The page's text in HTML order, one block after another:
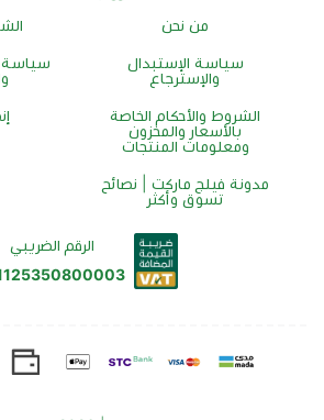
من نحن
سياسة الإستبدال
والإسترجاع
سياسة
الشروط والأحكام الخاصة
بالأسعار والمخزون
ومعلومات المنتجات
مدونة فيلج ماركت | نصائح
تسوق وأكثر
الرقم الضريبي